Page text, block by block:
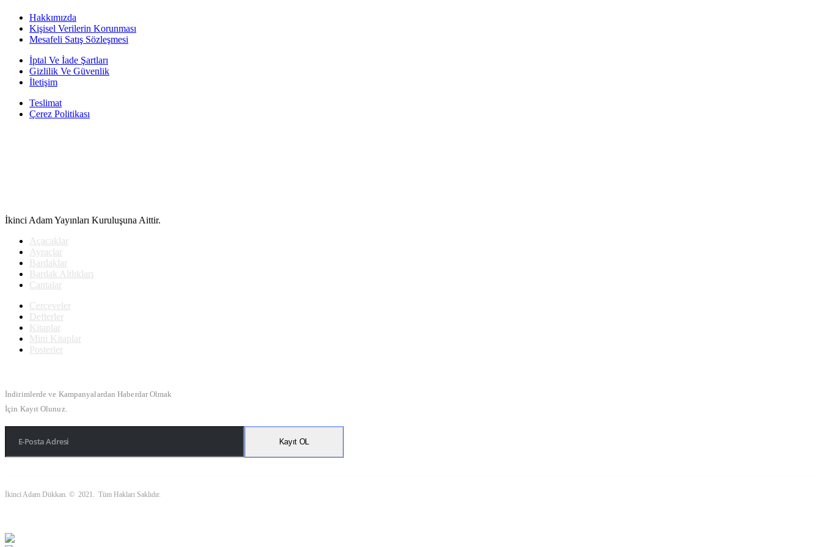
Hakkımızda
Kişisel Verilerin Korunması
Mesafeli Satış Sözleşmesi
İptal Ve İade Şartları
Gizlilik Ve Güvenlik
İletişim
Teslimat
Çerez Politikası
İkinci Adam Yayınları Kuruluşuna Aittir.
Açacaklar
Ayraçlar
Bardaklar
Bardak Altlıkları
Çantalar
Çerçeveler
Defterler
Kitaplar
Mini Kitaplar
Posterler
İndirimlerde ve Kampanyalardan Haberdar Olmak
İçin Kayıt Olunuz.
İkinci Adam Dükkan. © 2021. Tüm Hakları Saklıdır.